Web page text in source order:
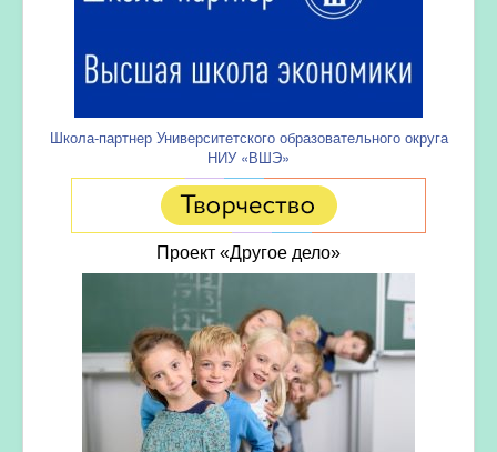
Школа-партнер Университетского образовательного округа
НИУ «ВШЭ»
Проект «Другое дело»